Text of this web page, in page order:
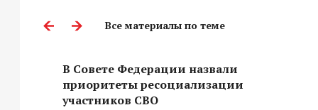
Все материалы по теме
В Совете Федерации назвали
приоритеты ресоциализации
участников СВО